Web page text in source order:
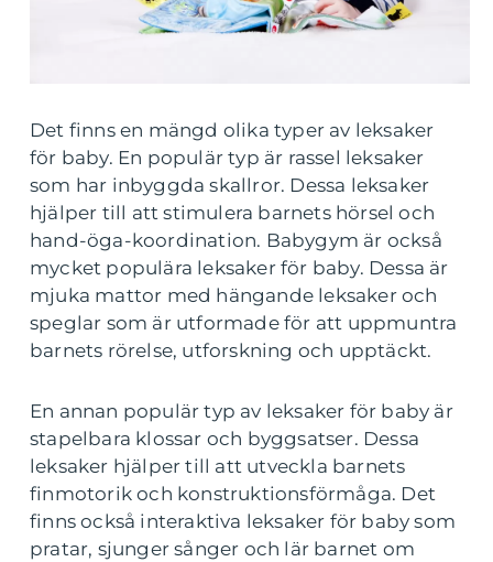
Det finns en mängd olika typer av leksaker
för baby. En populär typ är rassel leksaker
som har inbyggda skallror. Dessa leksaker
hjälper till att stimulera barnets hörsel och
hand-öga-koordination. Babygym är också
mycket populära leksaker för baby. Dessa är
mjuka mattor med hängande leksaker och
speglar som är utformade för att uppmuntra
barnets rörelse, utforskning och upptäckt.
En annan populär typ av leksaker för baby är
stapelbara klossar och byggsatser. Dessa
leksaker hjälper till att utveckla barnets
finmotorik och konstruktionsförmåga. Det
finns också interaktiva leksaker för baby som
pratar, sjunger sånger och lär barnet om